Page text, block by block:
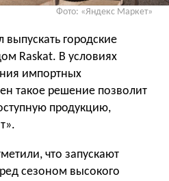
Фото: «Яндекс Маркет»
городские
Raskat. В условиях
импортных
такое решение позволит
продукцию,
что запускают
сезоном высокого